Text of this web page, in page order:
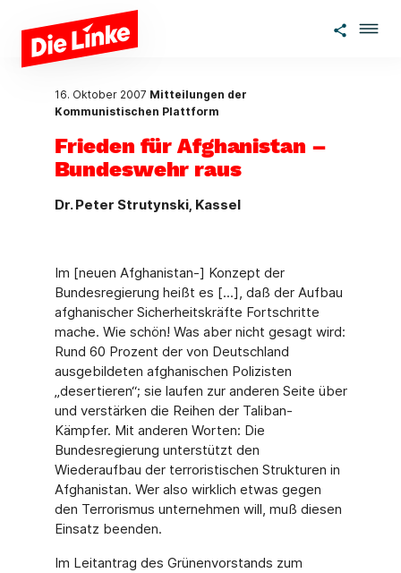
Zum Hauptinhalt springen
16. Oktober 2007 Mitteilungen der
Kommunistischen Plattform
Frieden für Afghanistan –
Bundeswehr raus
Dr. Peter Strutynski, Kassel
Im [neuen Afghanistan-] Konzept der
Bundesregierung heißt es [...], daß der Aufbau
afghanischer Sicherheitskräfte Fortschritte
mache. Wie schön! Was aber nicht gesagt wird:
Rund 60 Prozent der von Deutschland
ausgebildeten afghanischen Polizisten
„desertieren“; sie laufen zur anderen Seite über
und verstärken die Reihen der Taliban-
Kämpfer. Mit anderen Worten: Die
Bundesregierung unterstützt den
Wiederaufbau der terroristischen Strukturen in
Afghanistan. Wer also wirklich etwas gegen
den Terrorismus unternehmen will, muß diesen
Einsatz beenden.
Im Leitantrag des Grünenvorstands zum